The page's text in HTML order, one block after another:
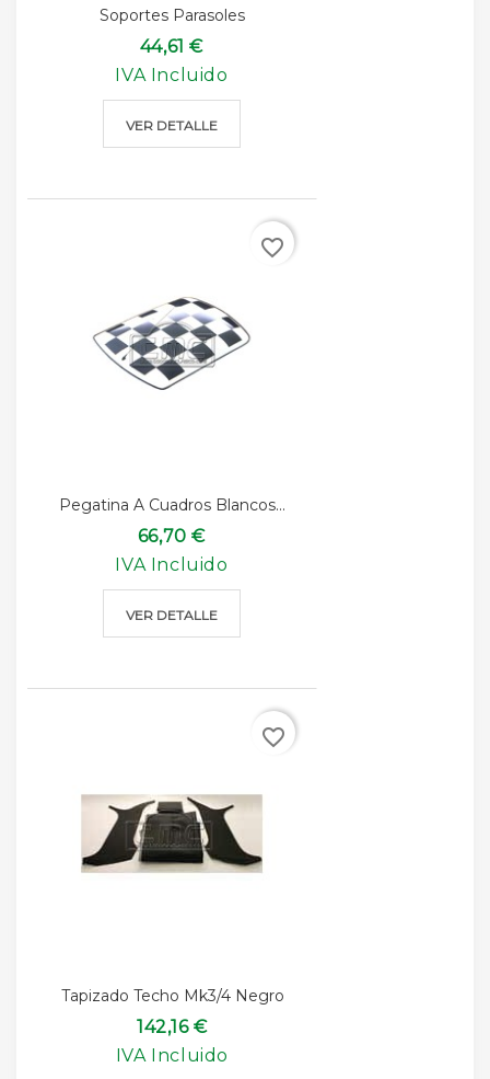
Soportes Parasoles
44,61 €
IVA Incluido
VER DETALLE
Pegatina A Cuadros Blancos...
66,70 €
IVA Incluido
VER DETALLE
favorite_border
Tapizado Techo Mk3/4 Negro
142,16 €
IVA Incluido
favorite_border